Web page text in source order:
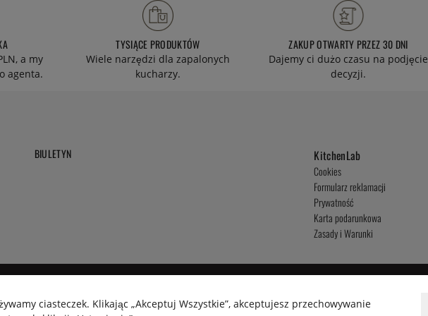
a my
agenta.
TYSIĄCE PRODUKTÓW
Wiele narzędzi dla zapalonych
kucharzy.
ZAKUP OTWARTY PRZEZ 30 DNI
Dajemy ci dużo czasu na podjęcie
decyzji.
BIULETYN KitchenLab
Cookies
Formularz reklamacji
Prywatność
Karta podarunkowa
Zasady i Warunki
ciasteczek. Klikając „Akceptuj Wszystkie”, akceptujesz przechowywanie